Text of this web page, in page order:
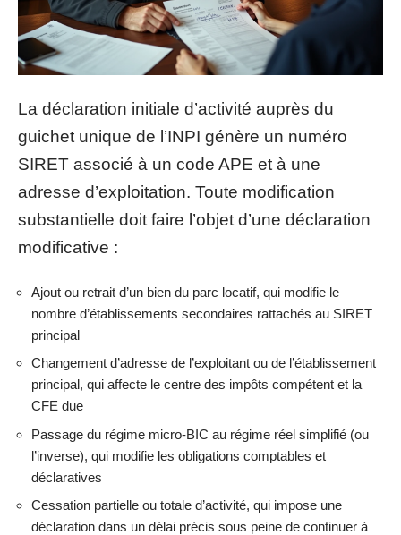
La déclaration initiale d’activité auprès du
guichet unique de l’INPI génère un numéro
SIRET associé à un code APE et à une
adresse d’exploitation. Toute modification
substantielle doit faire l’objet d’une déclaration
modificative :
Ajout ou retrait d’un bien du parc locatif, qui modifie le
nombre d’établissements secondaires rattachés au SIRET
principal
Changement d’adresse de l’exploitant ou de l’établissement
principal, qui affecte le centre des impôts compétent et la
CFE due
Passage du régime micro-BIC au régime réel simplifié (ou
l’inverse), qui modifie les obligations comptables et
déclaratives
Cessation partielle ou totale d’activité, qui impose une
déclaration dans un délai précis sous peine de continuer à